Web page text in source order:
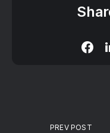
PREV POST